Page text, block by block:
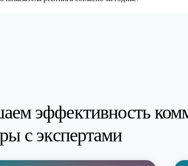
эффективность
с экспертами